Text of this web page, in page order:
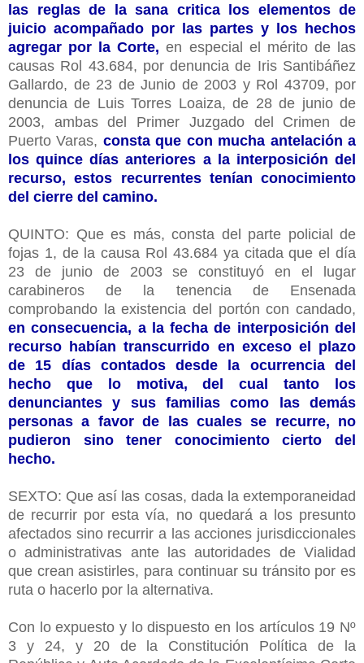
las reglas de la sana critica los elementos de
juicio acompañado por las partes y los hechos
agregar por la Corte, en especial el mérito de las
causas Rol 43.684, por denuncia de Iris Santibáñez
Gallardo, de 23 de Junio de 2003 y Rol 43709, por
denuncia de Luis Torres Loaiza, de 28 de junio de
2003, ambas del Primer Juzgado del Crimen de
Puerto Varas, consta que con mucha antelación a
los quince días anteriores a la interposición del
recurso, estos recurrentes tenían conocimiento
del cierre del camino.
QUINTO: Que es más, consta del parte policial de
fojas 1, de la causa Rol 43.684 ya citada que el día
23 de junio de 2003 se constituyó en el lugar
carabineros de la tenencia de Ensenada
comprobando la existencia del portón con candado,
en consecuencia, a la fecha de interposición del
recurso habían transcurrido en exceso el plazo
de 15 días contados desde la ocurrencia del
hecho que lo motiva, del cual tanto los
denunciantes y sus familias como las demás
personas a favor de las cuales se recurre, no
pudieron sino tener conocimiento cierto del
hecho.
SEXTO: Que así las cosas, dada la extemporaneidad
de recurrir por esta vía, no quedará a los presunto
afectados sino recurrir a las acciones jurisdiccionales
o administrativas ante las autoridades de Vialidad
que crean asistirles, para continuar su tránsito por es
ruta o hacerlo por la alternativa.
Con lo expuesto y lo dispuesto en los artículos 19 Nº
3 y 24, y 20 de la Constitución Política de la